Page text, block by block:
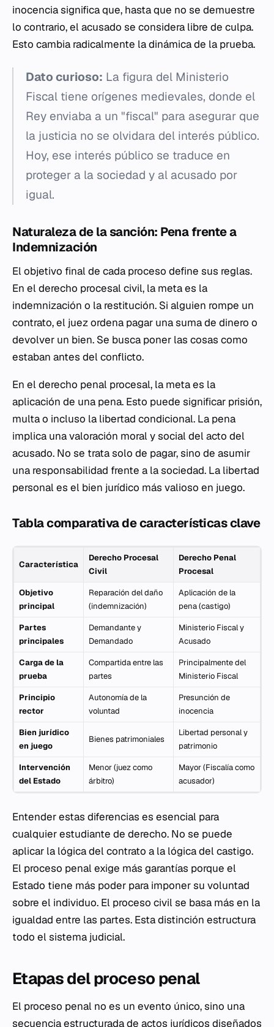
inocencia significa que, hasta que no se demuestre
lo contrario, el acusado se considera libre de culpa.
Esto cambia radicalmente la dinámica de la prueba.
Dato curioso: La figura del Ministerio
Fiscal tiene orígenes medievales, donde el
Rey enviaba a un "fiscal" para asegurar que
la justicia no se olvidara del interés público.
Hoy, ese interés público se traduce en
proteger a la sociedad y al acusado por
igual.
Naturaleza de la sanción: Pena frente a
Indemnización
El objetivo final de cada proceso define sus reglas.
En el derecho procesal civil, la meta es la
indemnización o la restitución. Si alguien rompe un
contrato, el juez ordena pagar una suma de dinero o
devolver un bien. Se busca poner las cosas como
estaban antes del conflicto.
En el derecho penal procesal, la meta es la
aplicación de una pena. Esto puede significar prisión,
multa o incluso la libertad condicional. La pena
implica una valoración moral y social del acto del
acusado. No se trata solo de pagar, sino de asumir
una responsabilidad frente a la sociedad. La libertad
personal es el bien jurídico más valioso en juego.
Tabla comparativa de características clave
Característica
Derecho Procesal
Civil
Derecho Penal
Procesal
Objetivo
principal
Reparación del daño
(indemnización)
Aplicación de la
pena (castigo)
Partes
principales
Demandante y
Demandado
Ministerio Fiscal y
Acusado
Carga de la
prueba
Compartida entre las
partes
Principalmente del
Ministerio Fiscal
Principio
rector
Autonomía de la
voluntad
Presunción de
inocencia
Bien jurídico
en juego
Bienes patrimoniales
Libertad personal y
patrimonio
Intervención
del Estado
Menor (juez como
árbitro)
Mayor (Fiscalía como
acusador)
Entender estas diferencias es esencial para
cualquier estudiante de derecho. No se puede
aplicar la lógica del contrato a la lógica del castigo.
El proceso penal exige más garantías porque el
Estado tiene más poder para imponer su voluntad
sobre el individuo. El proceso civil se basa más en la
igualdad entre las partes. Esta distinción estructura
todo el sistema judicial.
Etapas del proceso penal
El proceso penal no es un evento único, sino una
secuencia estructurada de actos jurídicos diseñados